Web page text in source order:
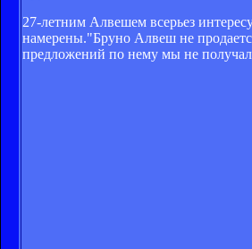
27-летним Алвешем всерьез
намерены."Бруно Алвеш не
предложений по нему мы не